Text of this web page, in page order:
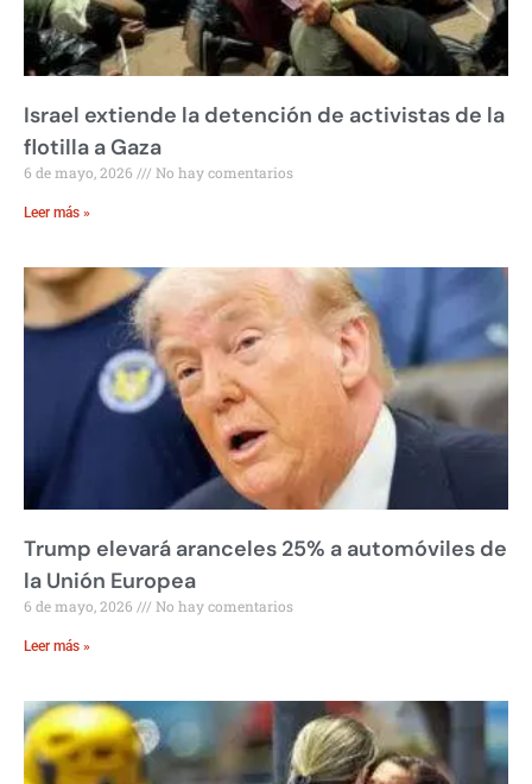
Israel extiende la detención de activistas de la
flotilla a Gaza
6 de mayo, 2026 No hay comentarios
Leer más »
Trump elevará aranceles 25% a automóviles de
la Unión Europea
6 de mayo, 2026 No hay comentarios
Leer más »